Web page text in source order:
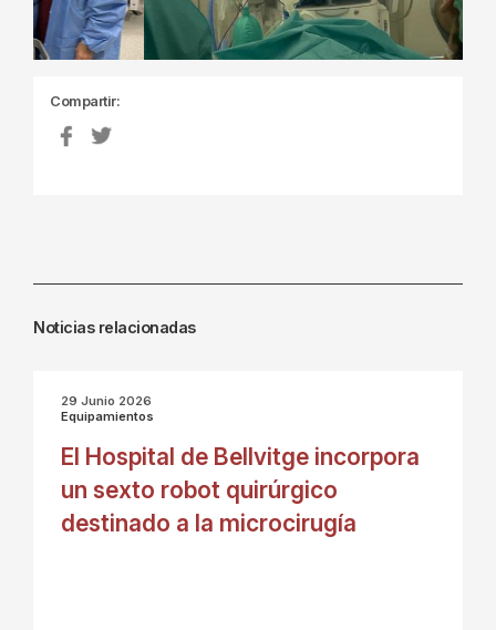
Compartir:
Noticias relacionadas
29 Junio 2026
Equipamientos
El Hospital de Bellvitge incorpora
un sexto robot quirúrgico
destinado a la microcirugía